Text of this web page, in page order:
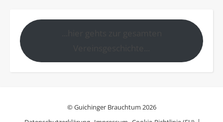
© Guichinger Brauchtum 2026